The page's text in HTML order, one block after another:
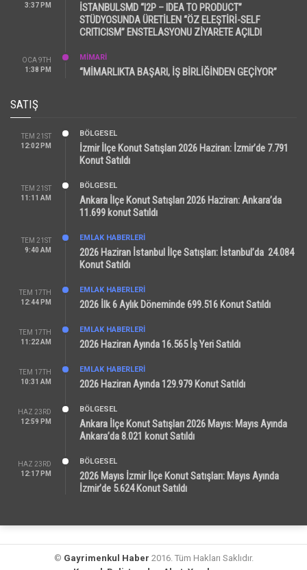
3:37 PM
İSTANBULSMD “I2P – IDEA TO PRODUCT”
STÜDYOSUNDA ÜRETİLEN “ÖZ ELEŞTİRİ-SELF
CRITICISM” ENSTELASYONU ZİYARETE AÇILDI
OCA 9TH
1:38 PM
MİMARİ
“MİMARLIKTA BAŞARI, İŞ BİRLİĞİNDEN GEÇİYOR”
SATIŞ
TEM 21ST
12:02 PM
BÖLGESEL
İzmir İlçe Konut Satışları 2026 Haziran: İzmir’de 7.791
Konut Satıldı
TEM 21ST
11:11 AM
BÖLGESEL
Ankara İlçe Konut Satışları 2026 Haziran: Ankara’da
11.699 konut Satıldı
TEM 21ST
9:40 AM
EMLAK HABERLERI
2026 Haziran İstanbul İlçe Satışları: İstanbul’da 24.084
Konut Satıldı
TEM 17TH
12:44 PM
EMLAK HABERLERI
2026 İlk 6 Aylık Döneminde 699.516 Konut Satıldı
TEM 17TH
11:22 AM
EMLAK HABERLERI
2026 Haziran Ayında 16.565 İş Yeri Satıldı
TEM 17TH
10:31 AM
EMLAK HABERLERI
2026 Haziran Ayında 129.979 Konut Satıldı
HAZ 23RD
12:59 PM
BÖLGESEL
Ankara İlçe Konut Satışları 2026 Mayıs: Mayıs Ayında
Ankara’da 8.021 konut Satıldı
HAZ 23RD
12:17 PM
BÖLGESEL
2026 Mayıs İzmir İlçe Konut Satışları: Mayıs Ayında
İzmir’de 5.624 Konut Satıldı
© Gayrimenkul Haber 2016. Tüm Hakları Saklıdır.